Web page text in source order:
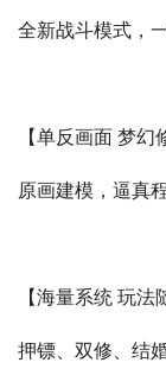
全新战斗模式，
【单反画面 梦幻
原画建模，逼真
【海量系统 玩法
押镖、双修、结